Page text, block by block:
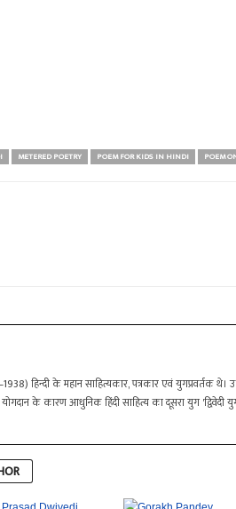
METERED POETRY POEM FOR KIDS IN HINDI POEM
हिन्दी के महान साहित्यकार, पत्रकार एवं
के कारण आधुनिक हिंदी साहित्य का दूसरा युग